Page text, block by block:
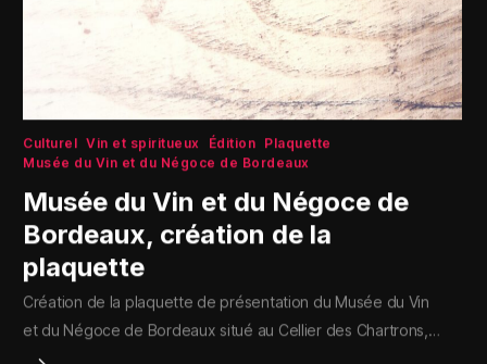
Culturel Vin et spiritueux Édition Plaquette
Musée du Vin et du Négoce de Bordeaux
Musée du Vin et du Négoce de
Bordeaux, création de la
plaquette
Création de la plaquette de présentation du Musée du Vin
et du Négoce de Bordeaux situé au Cellier des Chartrons,…